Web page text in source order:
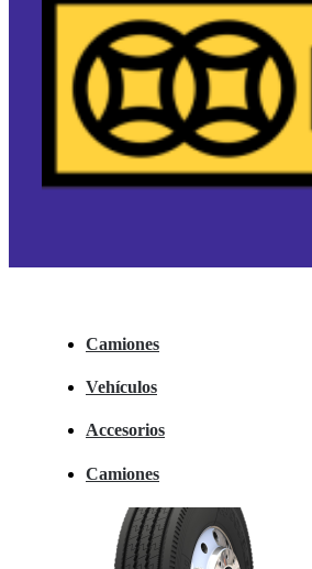
Camiones
Vehículos
Accesorios
Camiones